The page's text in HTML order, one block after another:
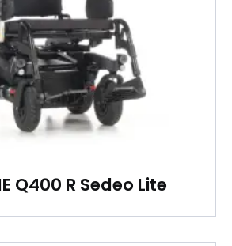
Q400 R Sedeo Lite